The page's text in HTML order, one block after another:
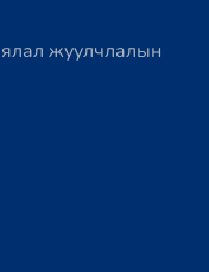
жуулчлалын